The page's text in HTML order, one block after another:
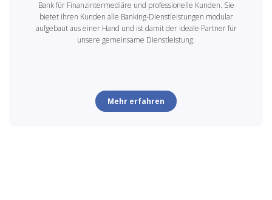
Bank für Finanzintermediäre und professionelle Kunden. Sie
bietet ihren Kunden alle Banking-Dienstleistungen modular
aufgebaut aus einer Hand und ist damit der ideale Partner für
unsere gemeinsame Dienstleistung.
Mehr erfahren